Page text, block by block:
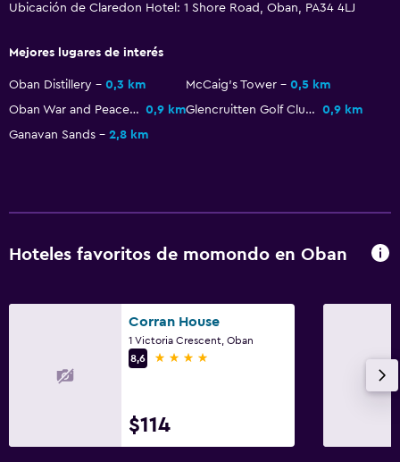
Ubicación de Claredon Hotel: 1 Shore Road, Oban, PA34 4LJ
Mejores lugares de interés
Oban Distillery 0,3 km McCaig's Tower
0,5 km
Oban War and Peace Museum 0,9 km Glencruitten Golf Club
0,9 km
Ganavan Sands
2,8 km
Hoteles favoritos de momondo en Oban
Corran House
1 Victoria Crescent, Oban
8,6
4 estrellas
$114